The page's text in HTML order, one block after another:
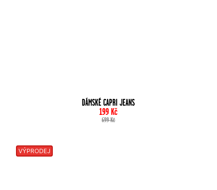
DÁMSKÉ CAPRI JEANS
199Kč
699Kč
VÝPRODEJ